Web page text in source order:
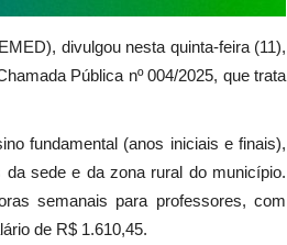
divulgou nesta quinta-feira (11),
Pública nº 004/2025, que trata
fundamental (anos iniciais e finais),
sede e da zona rural do município.
semanais para professores, com
de R$ 1.610,45.